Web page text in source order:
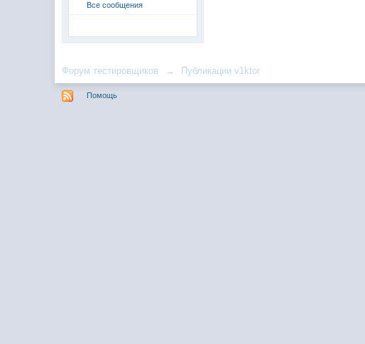
Все сообщения
Форум тестировщиков → Публикации v1ktor
Помощь